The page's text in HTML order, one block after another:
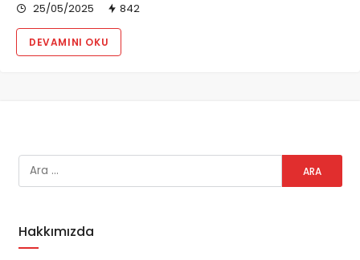
25/05/2025 842
DEVAMINI OKU
Hakkımızda